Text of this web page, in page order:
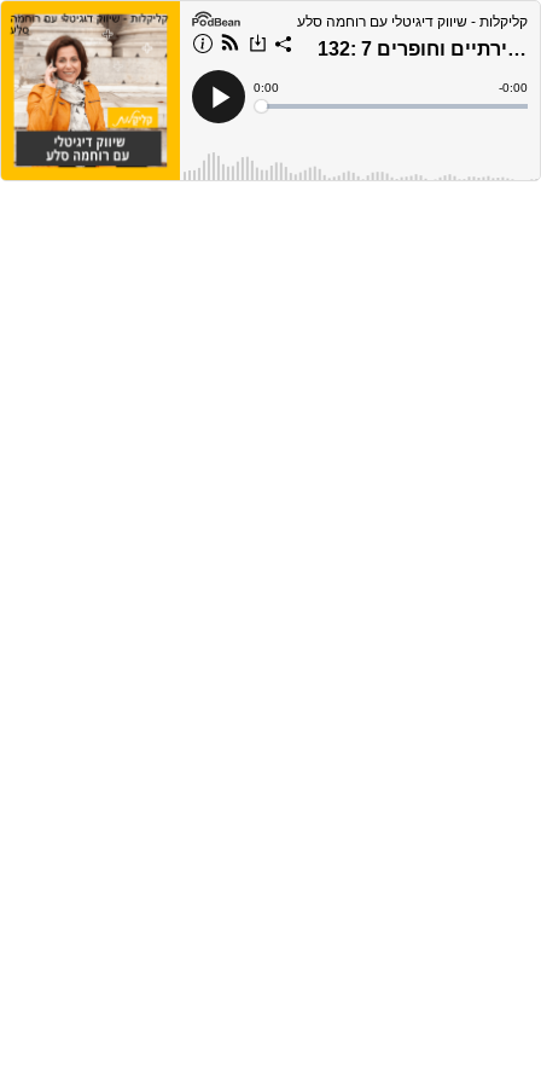
קליקלות - שיווק דיגיטלי עם רוחמה סלע
132: 7 דרכים לשווק בקלילות מבלי להרגיש מכירתיים וחופרים
Play
Current
Time
0:00
Loaded:
Time
-0:00